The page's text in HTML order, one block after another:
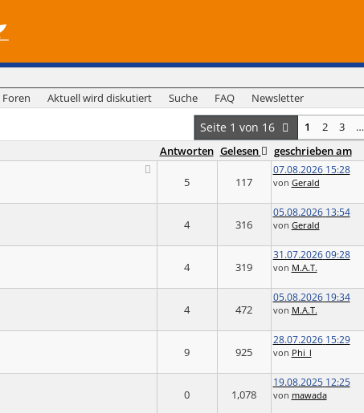
Foren
Aktuell wird diskutiert Suche FAQ Newsletter
Seite 1 von 16 1 2 3 …
Antworten Gelesen
geschrieben am
5 117
07.08.2026 15:28
von Gerald
4 316
05.08.2026 13:54
von Gerald
4 319
31.07.2026 09:28
von M.A.T.
4 472
05.08.2026 19:34
von M.A.T.
9 925
28.07.2026 15:29
von Phi_l
0 1,078
19.08.2025 12:25
von mawada